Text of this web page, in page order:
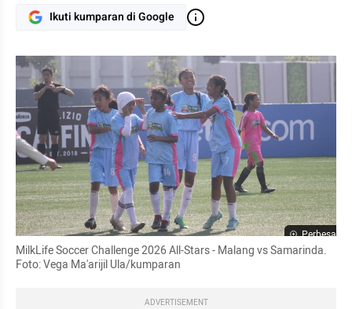
Ikuti kumparan di Google
Perbesar
MilkLife Soccer Challenge 2026 All-Stars - Malang vs Samarinda.
Foto: Vega Ma'arijil Ula/kumparan
ADVERTISEMENT